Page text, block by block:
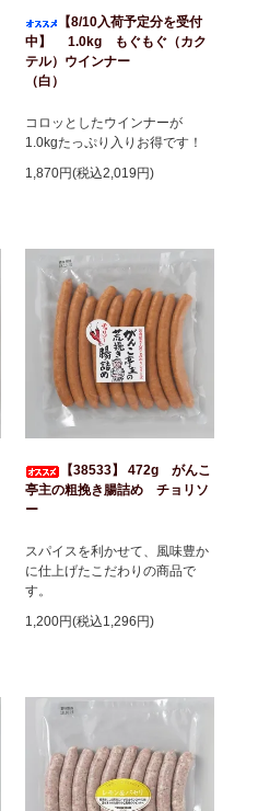
【8/10入荷予定分を受付
中】 1.0kg もぐもぐ（カク
テル）ウインナー
（白）
コロッとしたウインナーが
1.0kgたっぷり入りお得です！
1,870円(税込2,019円)
【38533】 472g がんこ
亭主の粗挽き腸詰め チョリソ
ー
スパイスを利かせて、風味豊か
に仕上げたこだわりの商品で
す。
1,200円(税込1,296円)